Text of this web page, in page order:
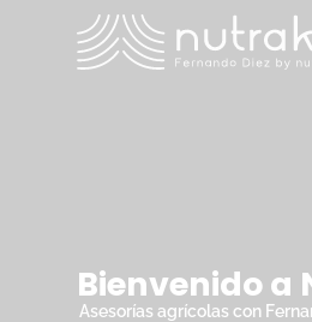
Bienvenido a
Asesorías agrícolas con